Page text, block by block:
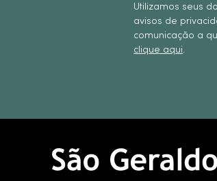
Utilizamos seus
avisos de
comunicação a
clique aqui.